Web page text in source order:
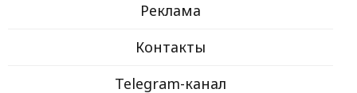
Реклама
Контакты
Telegram-канал